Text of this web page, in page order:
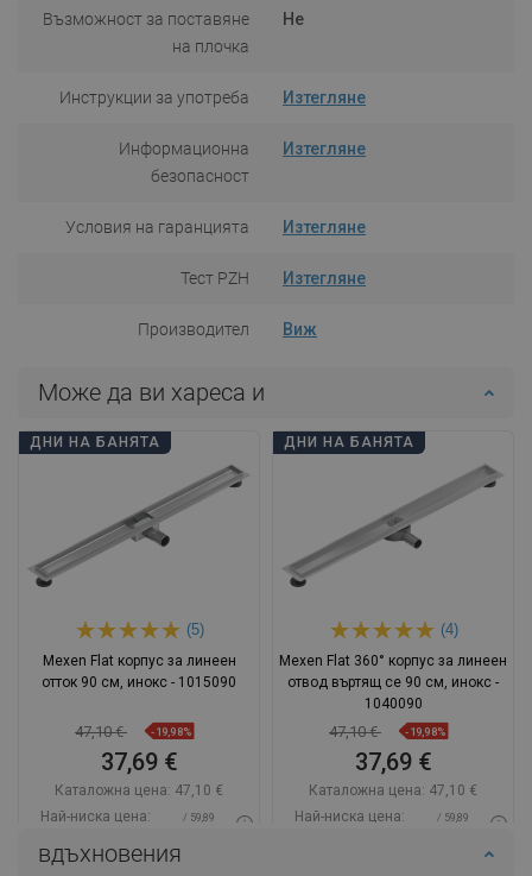
Възможност за поставяне
на плочка
Не
Инструкции за употреба Изтегляне
Информационна
безопасност
Изтегляне
Условия на гаранцията Изтегляне
Тест PZH Изтегляне
Производител Виж
Може да ви хареса и
ДНИ НА БАНЯТА
(5)
Mexen Flat корпус за линеен
отток 90 см, инокс - 1015090
47,10 € -19,98%
37,69 €
Каталожна цена: 47,10 €
Най-ниска цена:
/ 59,89
Наличност:В наличност
ДНИ НА БАНЯТА
(4)
Mexen Flat 360° корпус за линеен
отвод въртящ се 90 см, инокс -
1040090
47,10 € -19,98%
37,69 €
Каталожна цена: 47,10 €
Най-ниска цена:
/ 59,89
вдъхновения